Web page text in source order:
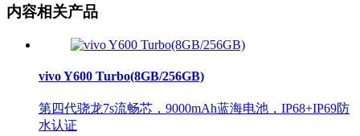
内容相关产品
vivo Y600 Turbo(8GB/256GB)
第四代骁龙7s流畅芯，9000mAh蓝海电池，IP68+IP69防
水认证